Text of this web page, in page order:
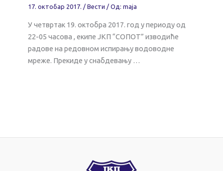
17. октобар 2017./Вести / Од: maja
У четвртак 19. октобра 2017. год у периоду од
22-05 часова , екипе ЈКП “СОПОТ” изводиће
радове на редовном испирању водоводне
мреже. Прекиде у снабдевању …